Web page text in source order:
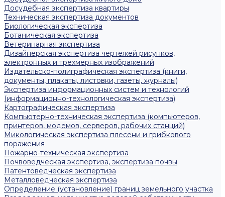
Досудебная экспертиза квартиры
Техническая экспертиза документов
Биологическая экспертиза
Ботаническая экспертиза
Ветеринарная экспертиза
Дизайнерская экспертиза чертежей рисунков,
электронных и трехмерных изображений
Издательско-полиграфическая экспертиза (книги,
документы, плакаты, листовки, газеты, журналы)
Экспертиза информационных систем и технологий
(информационно-технологическая экспертиза)
Картографическая экспертиза
Компьютерно-техническая экспертиза (компьютеров,
принтеров, модемов, серверов, рабочих станций)
Микологическая экспертиза плесени и грибкового
поражения
Пожарно-техническая экспертиза
Почвоведческая экспертиза, экспертиза почвы
Патентоведческая экспертиза
Металловедческая экспертиза
Определение (установление) границ земельного участка